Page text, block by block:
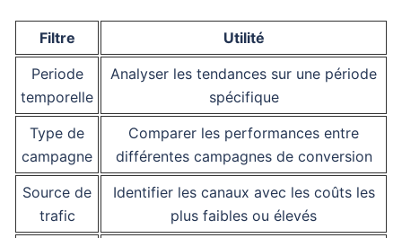
Filtre
Utilité
Periode
temporelle
Analyser les tendances sur une période
spécifique
Type de
campagne
Comparer les performances entre
différentes campagnes de conversion
Source de
trafic
Identifier les canaux avec les coûts les
plus faibles ou élevés